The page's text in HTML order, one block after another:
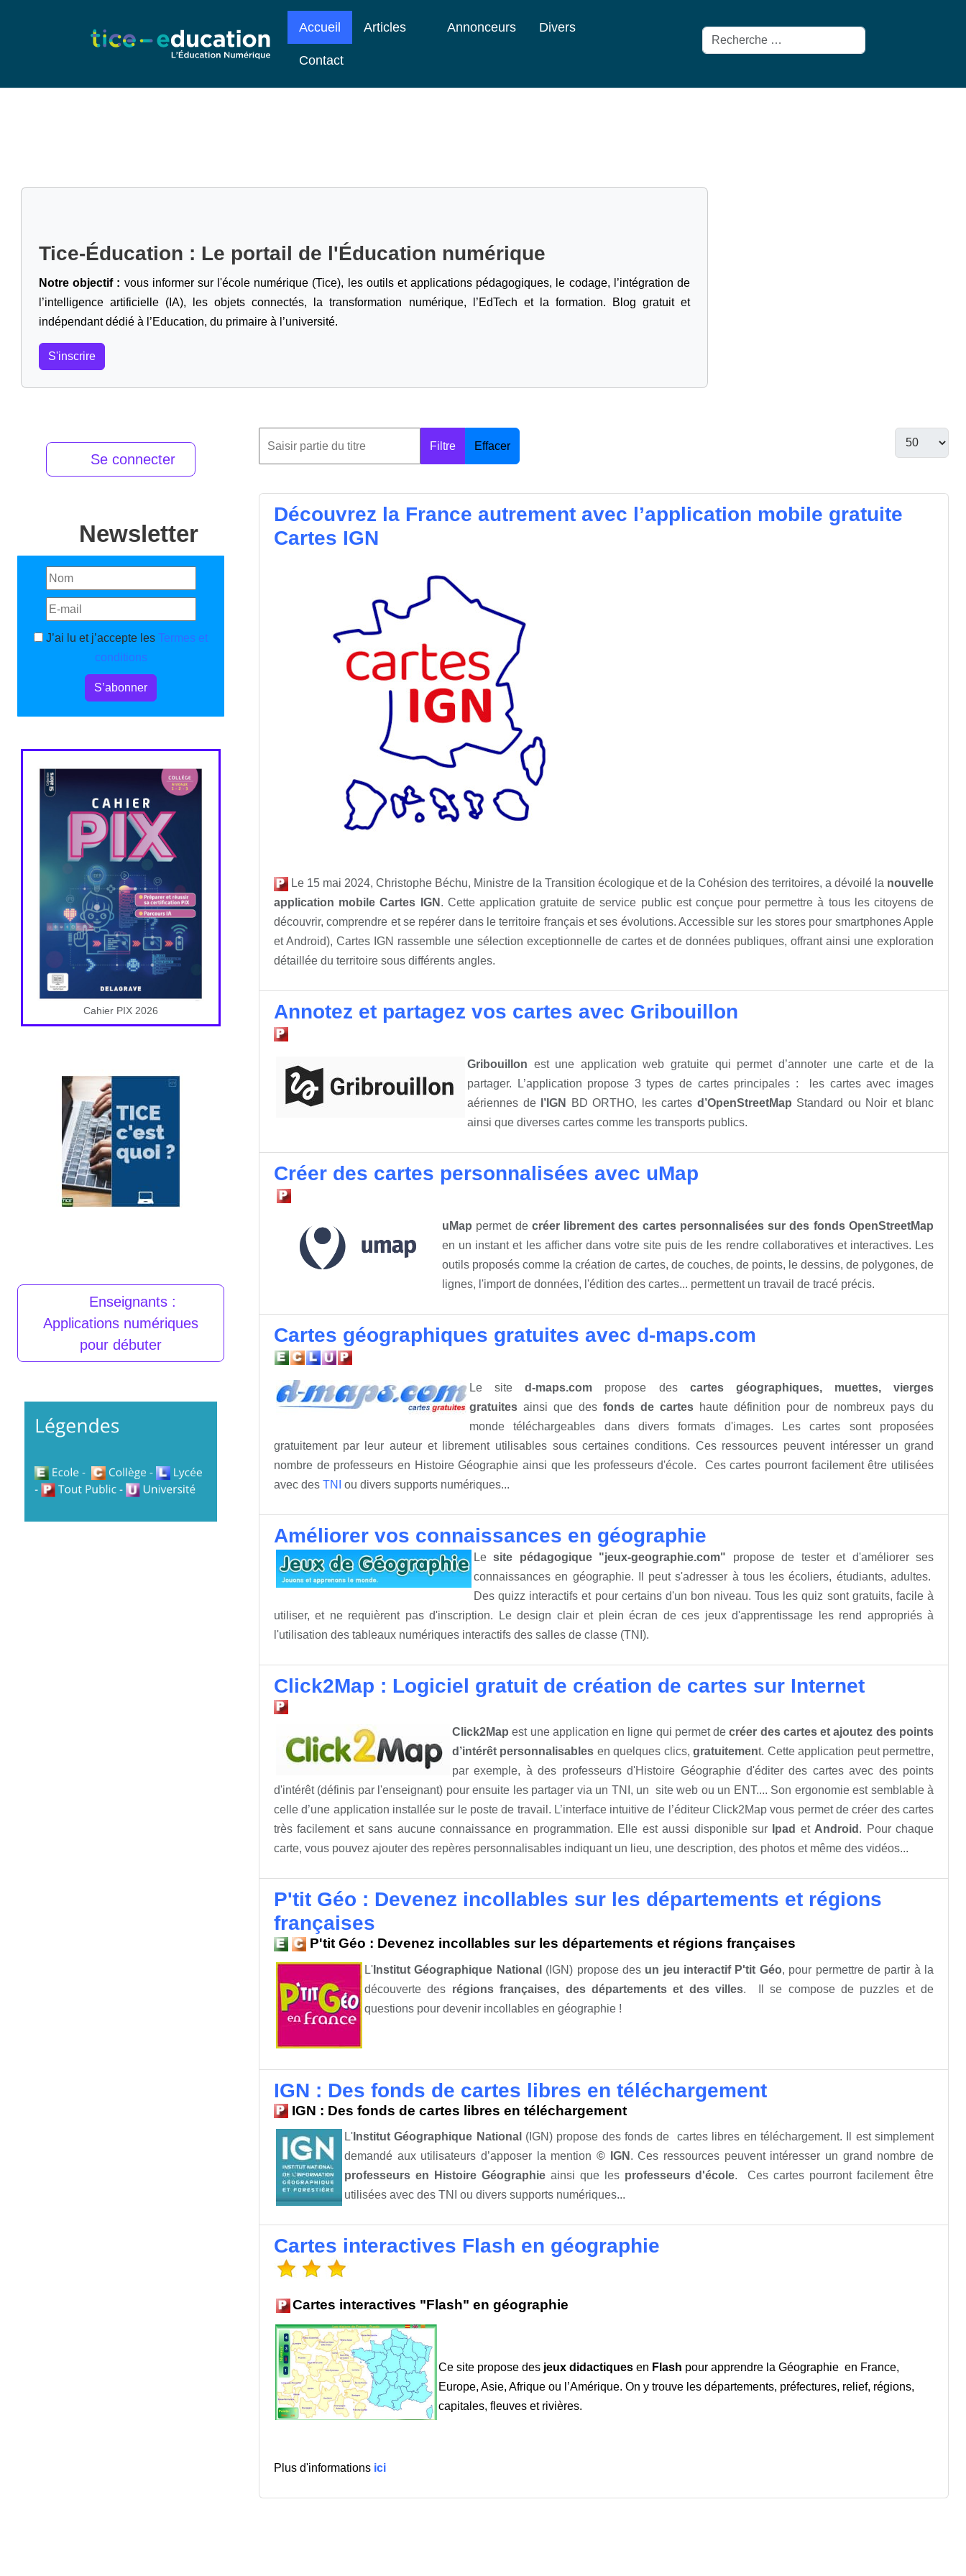
Accueil Articles Annonceurs Divers
Contact
Rechercher
Tice-Éducation : Le portail de l'Éducation numérique
Notre objectif : vous informer sur l'école numérique (Tice), les outils et applications pédagogiques, le codage,
l’intégration de
l’intelligence artificielle (IA), les objets connectés, la transformation numérique, l’EdTech et la formation. Blog gratuit et
indépendant dédié à l’Education, du primaire à l’université.
S'inscrire
Se connecter
Newsletter
J’ai lu et j’accepte les Termes et
conditions
S’abonner
Cahier PIX 2026
Enseignants :
Applications numériques
pour débuter
Filtre Effacer
Découvrez la France autrement avec l’application mobile gratuite
Cartes IGN
Le 15 mai 2024, Christophe Béchu, Ministre de la Transition écologique et de la Cohésion des territoires, a dévoilé la nouvelle
application mobile Cartes IGN . Cette application gratuite de service public est conçue pour permettre à tous les citoyens de
découvrir, comprendre et se repérer dans le territoire français et ses évolutions. Accessible sur les stores pour smartphones Apple
et Android), Cartes IGN rassemble une sélection exceptionnelle de cartes et de données publiques, offrant ainsi une exploration
détaillée du territoire sous différents angles.
Annotez et partagez vos cartes avec Gribouillon
Gribouillon est une application web gratuite qui permet d’annoter une carte et de la
partager. L’application propose 3 types de cartes principales : les cartes avec images
aériennes de
l’IGN BD ORTHO, les cartes d’OpenStreetMap Standard ou Noir et blanc
ainsi que diverses cartes comme les transports publics.
Créer des cartes personnalisées avec uMap
uMap permet de créer librement des cartes personnalisées sur des fonds OpenStreetMap
en un instant et les afficher dans votre site puis de les rendre collaboratives et interactives. Les
outils proposés comme la création de cartes, de couches, de points, le dessins, de polygones, de
lignes, l'import de données, l'édition des cartes... permettent un travail de tracé précis.
Cartes géographiques gratuites avec d-maps.com
Le sited-maps.com propose descartes géographiques, muettes, vierges
gratuites ainsi que des fonds de cartes haute définition pour de nombreux pays du
monde téléchargeables dans divers formats d'images. Les cartes sont proposées
gratuitement par leur auteur et librement utilisables sous certaines conditions. Ces ressources peuvent intéresser un grand
nombre de professeurs en Histoire Géographie ainsi que les professeurs d'école. Ces cartes pourront facilement être utilisées
avec des TNI ou divers supports numériques...
Améliorer vos connaissances en géographie
Lesite pédagogique "jeux-geographie.com" propose de tester et d'améliorer ses
connaissances en géographie. Il peut s'adresser à tous les écoliers, étudiants, adultes.
Des quizz interactifs et pour certains d'un bon niveau. Tous les quiz sont gratuits, facile à
utiliser, et ne requièrent pas d'inscription. Le design clair et plein écran de ces jeux d'apprentissage les rend appropriés à
l'utilisation des tableaux numériques interactifs des salles de classe (TNI).
Click2Map : Logiciel gratuit de création de cartes sur Internet
Click2Map est une application en ligne qui permet decréer des cartes et ajoutez des points
d’intérêt personnalisables en quelques clics,gratuitement. Cette application peut permettre,
par exemple, à des professeurs d'Histoire Géographie d'éditer des cartes avec des points
d'intérêt (définis par l'enseignant) pour ensuite les partager via un TNI, un site web ou un ENT.... Son ergonomie est semblable à
celle d’une application installée sur le poste de travail. L’interface intuitive de l’éditeur Click2Map vous permet de créer des cartes
très facilement et sans aucune connaissance en programmation. Elle est aussi disponible surIpad et Android . Pour chaque
carte, vous pouvez ajouter des repères personnalisables indiquant un lieu, une description, des photos et même des vidéos...
P'tit Géo : Devenez incollables sur les départements et régions
françaises
P'tit Géo : Devenez incollables sur les départements et régions françaises
L' Institut Géographique National (IGN) propose des un jeu interactif P'tit Géo, pour permettre de partir à la
découverte des régions françaises, des départements et des villes. Il se compose de puzzles et de
questions pour devenir incollables en géographie !
IGN : Des fonds de cartes libres en téléchargement
IGN : Des fonds de cartes libres en téléchargement
L' Institut Géographique National (IGN) propose des fonds de cartes libres en téléchargement. Il est simplement
demandé aux utilisateurs d’apposer la mention © IGN . Ces ressources peuvent intéresser un grand nombre de
professeurs en Histoire Géographieainsi que les professeurs d'école. Ces cartes pourront facilement être
utilisées avec des TNI ou divers supports numériques...
Cartes interactives Flash en géographie
Cartes interactives "Flash" en géographie
Ce site propose des jeux didactiques en Flash pour apprendre la Géographie en France,
Europe, Asie, Afrique ou l’Amérique. On y trouve les départements, préfectures, relief, régions,
capitales, fleuves et rivières.
Plus d'informations ici